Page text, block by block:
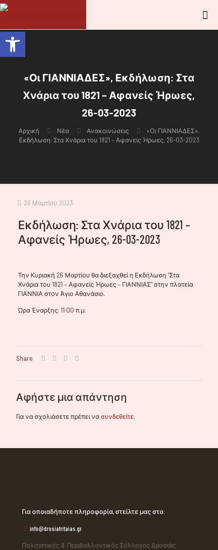
«Οι ΓΙΑΝΝΙΑΔΕΣ», Εκδήλωση: Στα
Χνάρια του 1821 – Αφανείς Ήρωες,
26-03-2023
Αρχική Νέα Ανακοινώσεις
«Οι ΓΙΑΝΝΙΑΔΕΣ»,
Εκδήλωση: Στα Χνάρια του 1821 – Αφανείς Ήρωες, 26-03-2023
26 Μαρτίου 2023
Εκδήλωση: Στα Χνάρια του 1821 –
Αφανείς Ήρωες, 26-03-2023
Την Κυριακή 26 Μαρτίου θα διεξαχθεί η Εκδήλωση “Στα
Χνάρια του 1821 – Αφανείς Ήρωες – ΓΙΑΝΝΙΑΣ” στην πλατεία
ΓΙΑΝΝΙΑ στον Άγιο Αθανάσιο.
Ώρα Έναρξης: 11:00 π.μ.
Share
Αφήστε μια απάντηση
Για να σχολιάσετε πρέπει νασυνδεθείτε.
Για οποιαδήποτε πληροφορία, στείλτε μας στο:
info@drosiatritaias.gr
Πολιτιστικός & Περιβαλλοντικός Σύλλογος Δροσιάς
Ανοίξτε τη γραμμή εργαλείων